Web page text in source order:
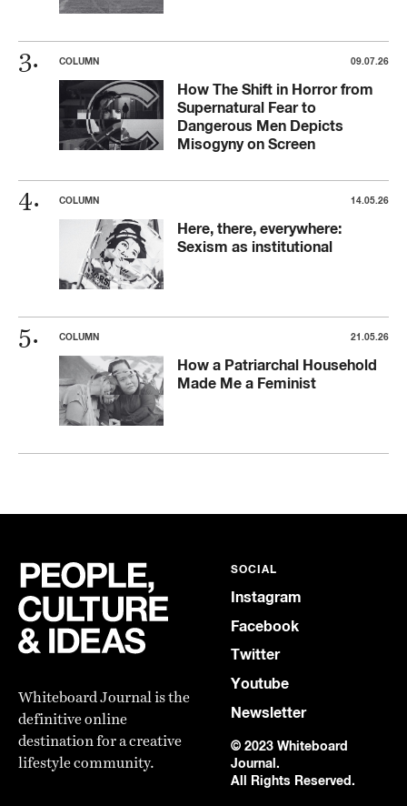
COLUMN 09.07.26
How The Shift in Horror from
Supernatural Fear to
Dangerous Men Depicts
Misogyny on Screen
COLUMN 14.05.26
Here, there, everywhere:
Sexism as institutional
COLUMN 21.05.26
How a Patriarchal Household
Made Me a Feminist
Whiteboard Journal is the
definitive online
destination for a creative
lifestyle community.
SOCIAL
Instagram
Facebook
Twitter
Youtube
Newsletter
© 2023 Whiteboard
Journal.
All Rights Reserved.